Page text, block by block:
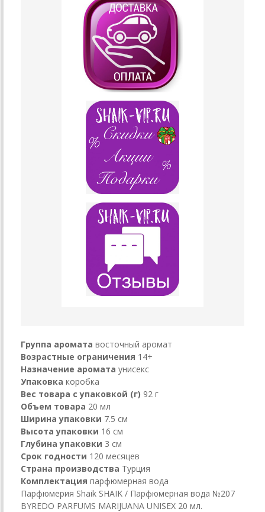
Группа аромата восточный аромат
Возрастные ограничения 14+
Назначение аромата унисекс
Упаковка коробка
Вес товара с упаковкой (г) 92 г
Объем товара 20 мл
Ширина упаковки 7.5 см
Высота упаковки 16 см
Глубина упаковки 3 см
Срок годности 120 месяцев
Страна производства Турция
Комплектация парфюмерная вода
Парфюмерия Shaik SHAIK / Парфюмерная вода №207
BYREDO PARFUMS MARIJUANA UNISEX 20 мл.